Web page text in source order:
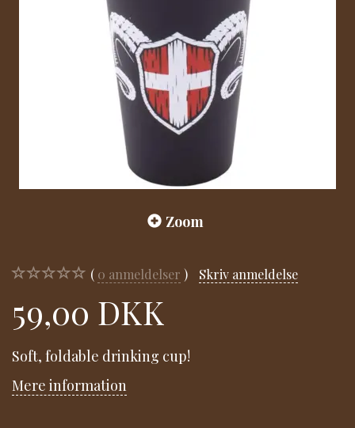
Zoom
0 anmeldelser Skriv anmeldelse
59,00 DKK
Soft, foldable drinking cup!
Mere information